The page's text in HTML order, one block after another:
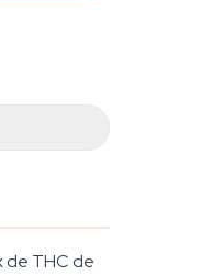
de THC de